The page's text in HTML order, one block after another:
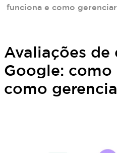
funciona e como
Avaliações de
Google: como
como